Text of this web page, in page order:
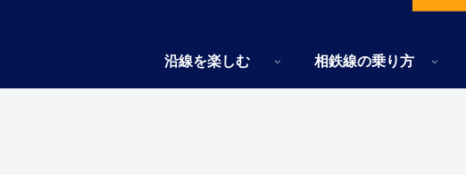
沿線を楽しむ 相鉄線の乗り方